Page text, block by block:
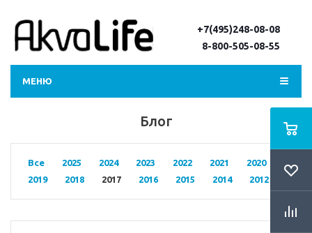
+7(495)248-08-08
8-800-505-08-55
МЕНЮ
Блог
Все 2025 2024 2023 2022 2021
2020
2019
2018 2017 2016 2015 2014 2012